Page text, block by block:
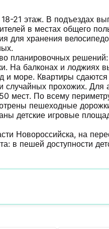
21 этаж. В подъездах
в местах общего
для хранения
планировочных решений:
На балконах и лоджиях
и море. Квартиры сдаются
случайных прохожих. Для
мест. По всему
пешеходные
детские игровые
Новороссийска, на
в пешей доступности